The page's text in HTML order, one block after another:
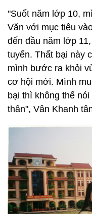
"Suốt năm lớp 10,
Văn với mục tiêu
đến đầu năm lớp
tuyển. Thất bại này
mình bước ra khỏi
cơ hội mới. Mình
bại thì không thể
thân", Vân Khanh